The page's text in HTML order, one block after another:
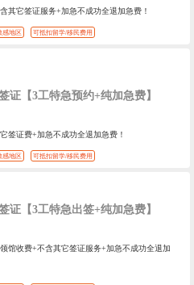
其它签证服务+加急不成功全退加急费！
感地区 可抵扣留学/移民费用
证【3工特急预约+纯加急费】
签证费+加急不成功全退加急费！
感地区 可抵扣留学/移民费用
证【3工特急出签+纯加急费】
馆收费+不含其它签证服务+加急不成功全退加